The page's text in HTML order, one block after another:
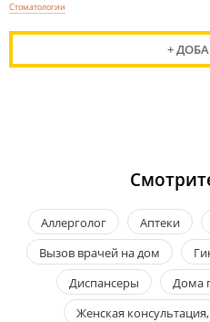
Стоматологии
+
Аллерголог Аптеки
Вызов врачей на дом
Диспансеры
Дома
Женская